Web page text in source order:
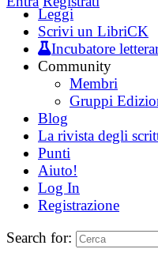
Leggi
Scrivi un LibriCK
Incubatore
Community
Membri
Gruppi
Blog
La rivista degli
Punti
Aiuto!
Log In
Registrazione
Search for: